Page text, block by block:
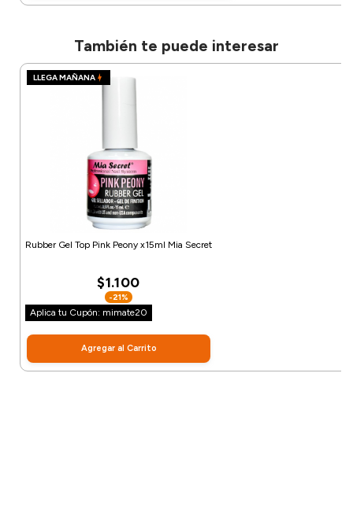
También te puede interesar
LLEGA MAÑANA
Rubber Gel Top Pink Peony x15ml Mia Secret
$1.100
-21%
Aplica tu Cupón: mimate20
Agregar al Carrito